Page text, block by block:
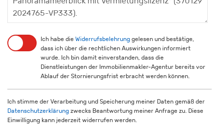
Ich habe die Widerrufsbelehrung gelesen und bestätige,
dass ich über die rechtlichen Auswirkungen informiert
wurde. Ich bin damit einverstanden, dass die
Dienstleistungen der Immobilienmakler-Agentur bereits vor
Ablauf der Stornierungsfrist erbracht werden können.
Ich stimme der Verarbeitung und Speicherung meiner Daten gemäß der
Datenschutzerklärung zwecks Beantwortung meiner Anfrage zu. Diese
Einwilligung kann jederzeit widerrufen werden.